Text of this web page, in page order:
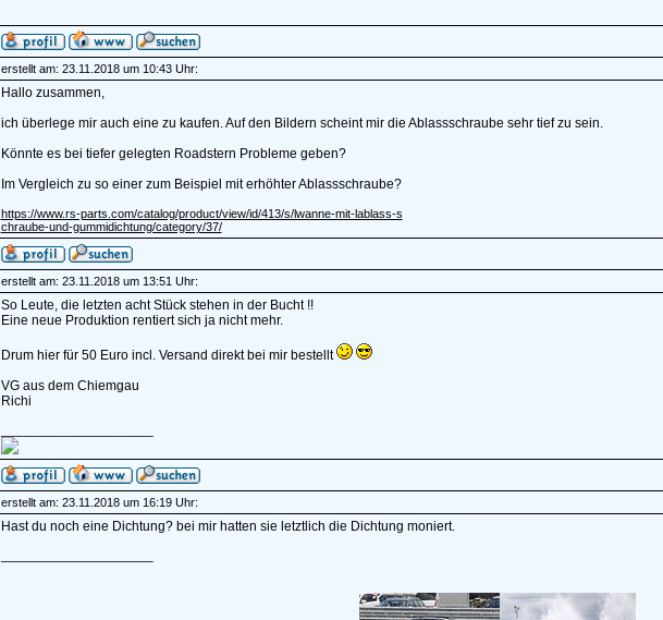
erstellt am: 23.11.2018 um 10:43 Uhr:
Hallo zusammen,
ich überlege mir auch eine zu kaufen. Auf den Bildern scheint mir die Ablassschraube sehr tief zu sein.
Könnte es bei tiefer gelegten Roadstern Probleme geben?
Im Vergleich zu so einer zum Beispiel mit erhöhter Ablassschraube?
https://www.rs-parts.com/catalog/product/view/id/413/s/lwanne-mit-lablass-s
chraube-und-gummidichtung/category/37/
erstellt am: 23.11.2018 um 13:51 Uhr:
So Leute, die letzten acht Stück stehen in der Bucht !!
Eine neue Produktion rentiert sich ja nicht mehr.
Drum hier für 50 Euro incl. Versand direkt bei mir bestellt
VG aus dem Chiemgau
Richi
erstellt am: 23.11.2018 um 16:19 Uhr:
Hast du noch eine Dichtung? bei mir hatten sie letztlich die Dichtung moniert.